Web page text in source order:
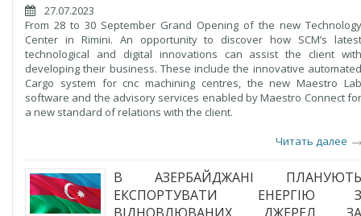
27.07.2023
From 28 to 30 September Grand Opening of the new Technology
Center in Rimini. An opportunity to discover how SCM’s latest
technological and digital innovations can assist the client with
developing their business. These include the innovative automated
Cargo system for cnc machining centres, the new Maestro Lab
software and the advisory services enabled by Maestro Connect for
a new standard of relations with the client.
Читать далее
В АЗЕРБАЙДЖАНІ ПЛАНУЮТЬ
ЕКСПОРТУВАТИ ЕНЕРГІЮ З